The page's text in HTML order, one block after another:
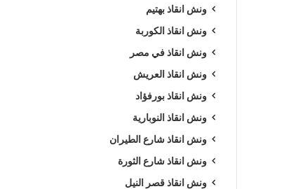
ونش انقاذ بهتيم
ونش انقاذ الكوربة
ونش انقاذ في مصر
ونش انقاذ العريش
ونش انقاذ بورفؤاد
ونش انقاذ النوبارية
ونش انقاذ شارع الطيران
ونش انقاذ شارع الثورة
ونش انقاذ قصر النيل